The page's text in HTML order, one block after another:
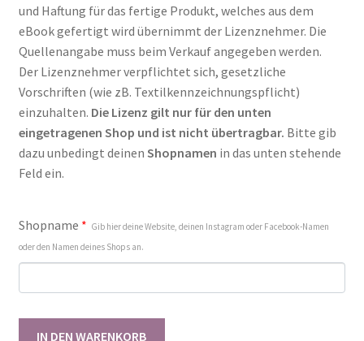
und Haftung für das fertige Produkt, welches aus dem
eBook gefertigt wird übernimmt der Lizenznehmer. Die
Quellenangabe muss beim Verkauf angegeben werden.
Der Lizenznehmer verpflichtet sich, gesetzliche
Vorschriften (wie zB. Textilkennzeichnungspflicht)
einzuhalten. Die Lizenz gilt nur für den unten
eingetragenen Shop und ist nicht übertragbar. Bitte gib
dazu unbedingt deinen Shopnamen in das unten stehende
Feld ein.
Shopname * Gib hier deine Website, deinen Instagram oder Facebook-Namen
oder den Namen deines Shops an.
IN DEN WARENKORB